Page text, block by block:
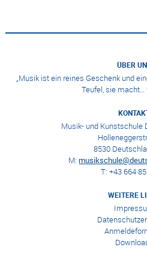
ÜBER
„Musik ist ein reines Geschenk und
Teufel, sie macht…
Musik- und Kunstschule
8530
M:
T: +43 664
WEITERE